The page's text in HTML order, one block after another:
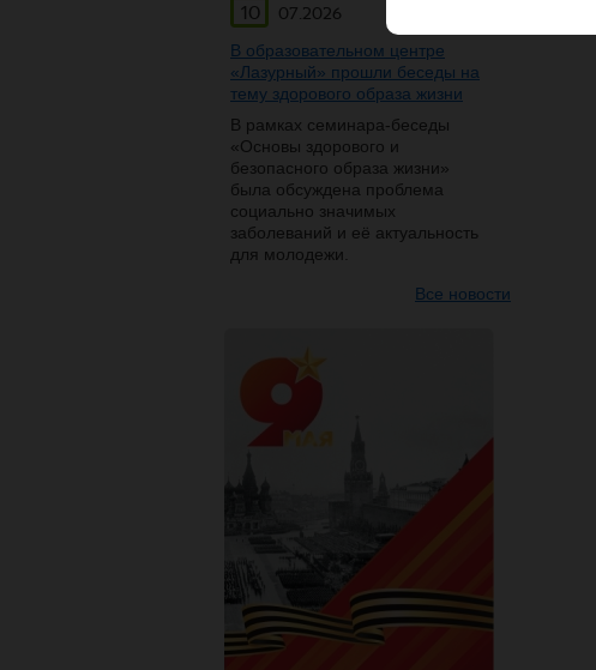
10
07.2026
В образовательном центре
«Лазурный» прошли беседы на
тему здорового образа жизни
В рамках семинара-беседы
«Основы здорового и
безопасного образа жизни»
была обсуждена проблема
социально значимых
заболеваний и её актуальность
для молодежи.
Все новости